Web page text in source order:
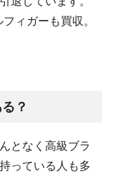
ィガーも買収。
？
となく高級ブラ
っている人も多